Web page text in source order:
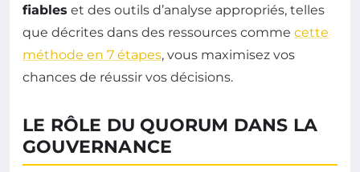
fiables et des outils d’analyse appropriés, telles
que décrites dans des ressources comme cette
méthode en 7 étapes, vous maximisez vos
chances de réussir vos décisions.
LE RÔLE DU QUORUM DANS LA
GOUVERNANCE